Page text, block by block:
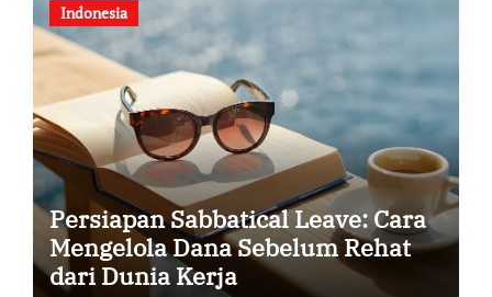
Indonesia
Persiapan Sabbatical Leave: Cara
Mengelola Dana Sebelum Rehat
dari Dunia Kerja